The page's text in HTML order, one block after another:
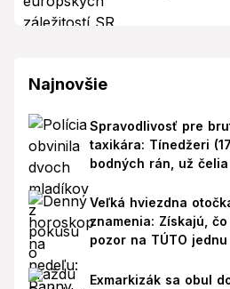
Najnovšie
Spravodlivosť pre
taxikára: Tínedžeri
bodných rán, už
Veľká hviezdna
znamenia: Získajú,
pozor na TÚTO
Exmarkizák sa obul